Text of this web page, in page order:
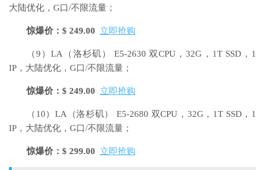
大陆优化，G口/不限流量；
惊爆价：$ 249.00 立即抢购
（9）LA（洛杉矶）
E5-2630 双CPU，32G，1T SSD，1
IP，大陆优化，G口/不限流量；
惊爆价：$ 249.00 立即抢购
（10）LA（洛杉矶）
E5-2680 双CPU，32G，1T SSD，1
IP，大陆优化，G口/不限流量；
惊爆价：$ 299.00 立即抢购